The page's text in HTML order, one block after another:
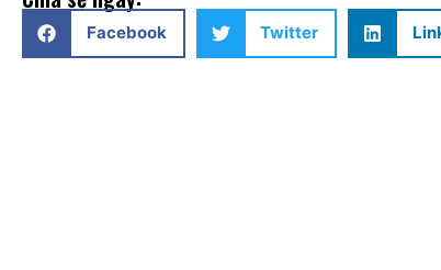
Facebook Twitter